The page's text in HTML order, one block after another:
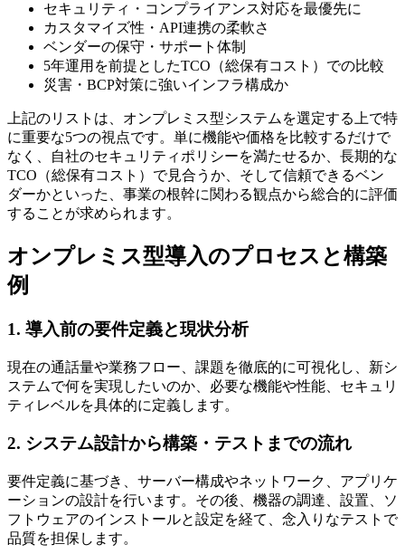
セキュリティ・コンプライアンス対応を最優先に
カスタマイズ性・API連携の柔軟さ
ベンダーの保守・サポート体制
5年運用を前提としたTCO（総保有コスト）での比較
災害・BCP対策に強いインフラ構成か
上記のリストは、オンプレミス型システムを選定する上で特
に重要な5つの視点です。単に機能や価格を比較するだけで
なく、自社のセキュリティポリシーを満たせるか、長期的な
TCO（総保有コスト）で見合うか、そして信頼できるベン
ダーかといった、事業の根幹に関わる観点から総合的に評価
することが求められます。
オンプレミス型導入のプロセスと構築
例
1. 導入前の要件定義と現状分析
現在の通話量や業務フロー、課題を徹底的に可視化し、新シ
ステムで何を実現したいのか、必要な機能や性能、セキュリ
ティレベルを具体的に定義します。
2. システム設計から構築・テストまでの流れ
要件定義に基づき、サーバー構成やネットワーク、アプリケ
ーションの設計を行います。その後、機器の調達、設置、ソ
フトウェアのインストールと設定を経て、念入りなテストで
品質を担保します。